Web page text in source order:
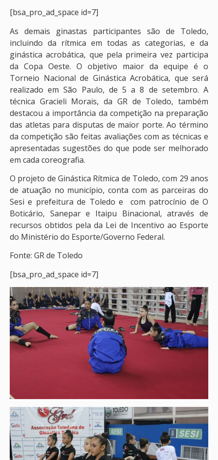
[bsa_pro_ad_space id=7]
As demais ginastas participantes são de Toledo,
incluindo da rítmica em todas as categorias, e da
ginástica acrobática, que pela primeira vez participa
da Copa Oeste. O objetivo maior da equipe é o
Torneio Nacional de Ginástica Acrobática, que será
realizado em São Paulo, de 5 a 8 de setembro. A
técnica Gracieli Morais, da GR de Toledo, também
destacou a importância da competição na preparação
das atletas para disputas de maior porte. Ao término
da competição são feitas avaliações com as técnicas e
apresentadas sugestões do que pode ser melhorado
em cada coreografia.
O projeto de Ginástica Rítmica de Toledo, com 29 anos
de atuação no município, conta com as parceiras do
Sesi e prefeitura de Toledo e com patrocínio de O
Boticário, Sanepar e Itaipu Binacional, através de
recursos obtidos pela da Lei de Incentivo ao Esporte
do Ministério do Esporte/Governo Federal.
Fonte: GR de Toledo
[bsa_pro_ad_space id=7]